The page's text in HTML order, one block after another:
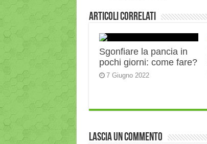
Articoli correlati
Sgonfiare la pancia in
pochi giorni: come fare?
7 Giugno 2022
Lascia un commento